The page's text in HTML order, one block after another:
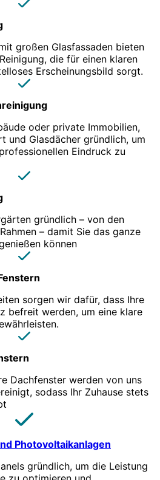
großen Glasfassaden bieten
die für einen klaren
Erscheinungsbild sorgt.
oder private Immobilien,
und Glasdächer gründlich, um
Eindruck zu
gründlich – von den
– damit Sie das ganze
können
sorgen wir dafür, dass Ihre
befreit werden, um eine klare
Dachfenster werden von uns
sodass Ihr Zuhause stets
Photovoltaikanlagen
gründlich, um die Leistung